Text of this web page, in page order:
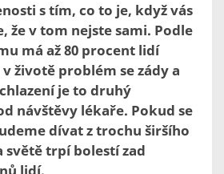
s tím, co to je, když vás
že v tom nejste sami. Podle
má až 80 procent lidí
životě problém se zády a
je to druhý
návštěvy lékaře. Pokud se
dívat z trochu širšího
světě trpí bolestí zad